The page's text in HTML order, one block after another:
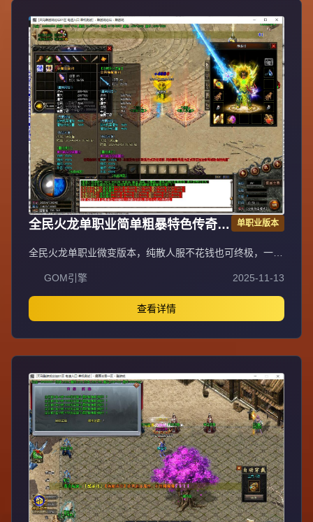
天多新区重金广告宣传，不乱合区保障发展，花钱有保障。
注册设密码保护防盗号，十年传奇梦回忆兄弟情，打造长期
稳定品牌大服。
全民火龙单职业简单粗暴特色传奇版
单职业版本
全民火龙单职业微变版本，纯散人服不花钱也可终极，一切
值，每日人品大爆发轻松300+收入。每天稳定四区开放
（10:30 14:30 18:30 22:30），每个地图终极福利BOSS每
晚22:01刷新，首区攻沙奖励RMB 588无封顶。市场最强封
挂系统24小时接受举报，提醒设置二级密码防扫号。适度游
戏益脑，拒绝盗版，享受健康生活。
GOM引擎 2025-11-13
查看详情